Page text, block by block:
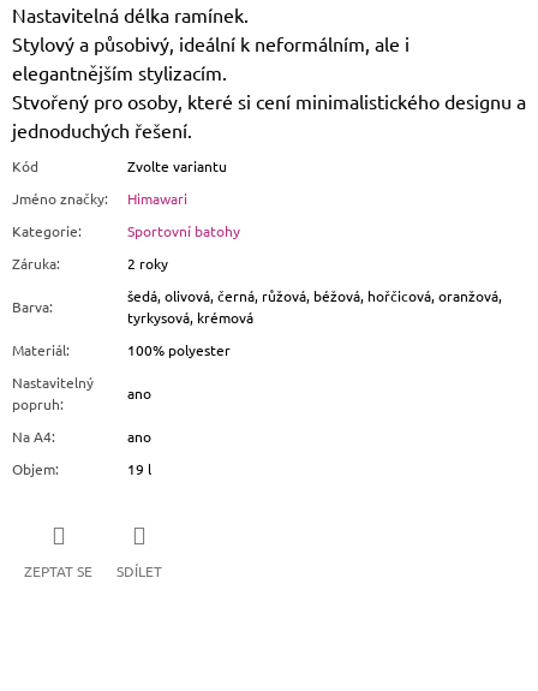
Nastavitelná délka ramínek.
Stylový a působivý, ideální k neformálním, ale i
elegantnějším stylizacím.
Stvořený pro osoby, které si cení minimalistického designu a
jednoduchých řešení.
Kód
Zvolte variantu
Jméno značky:
Himawari
Kategorie:
Sportovní batohy
Záruka: 2 roky
Barva:
šedá, olivová, černá, růžová, béžová, hořčicová, oranžová,
tyrkysová, krémová
Materiál:
100% polyester
Nastavitelný
popruh:
ano
Na A4:
ano
Objem: 19 l
ZEPTAT SE SDÍLET